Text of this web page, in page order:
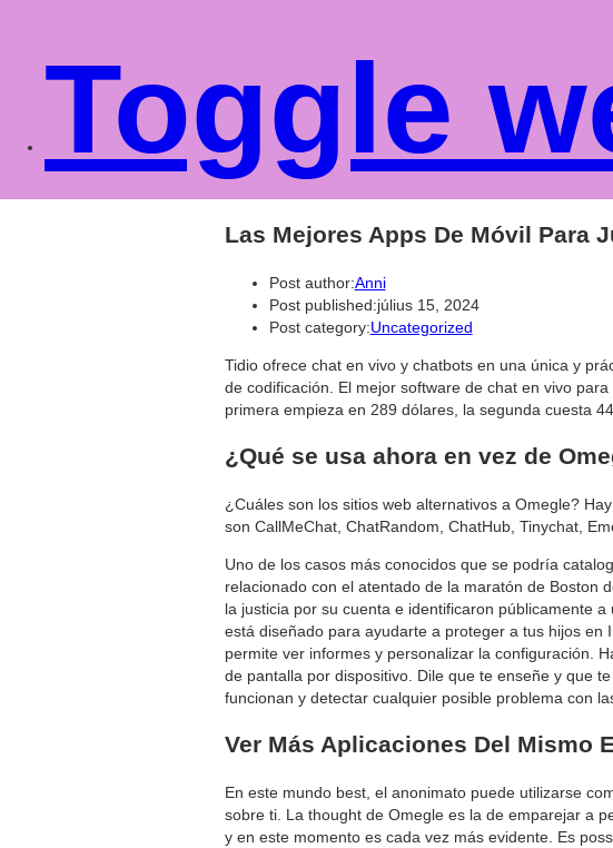
Toggle
Las Mejores Apps De Móvil Para
Post author:Anni
Post published:július 15, 2024
Post category:Uncategorized
Tidio ofrece chat en vivo y chatbots en una única y
de codificación. El mejor software de chat en vivo
primera empieza en 289 dólares, la segunda cuesta
¿Qué se usa ahora en vez de
¿Cuáles son los sitios web alternativos a Omegle?
son CallMeChat, ChatRandom, ChatHub, Tinychat,
Uno de los casos más conocidos que se podría
relacionado con el atentado de la maratón de Boston
la justicia por su cuenta e identificaron públicamente
está diseñado para ayudarte a proteger a tus hijos
permite ver informes y personalizar la configuración.
de pantalla por dispositivo. Dile que te enseñe y que
funcionan y detectar cualquier posible problema con
Ver Más Aplicaciones Del Mismo
En este mundo best, el anonimato puede utilizarse
sobre ti. La thought de Omegle es la de emparejar a
y en este momento es cada vez más evidente. Es